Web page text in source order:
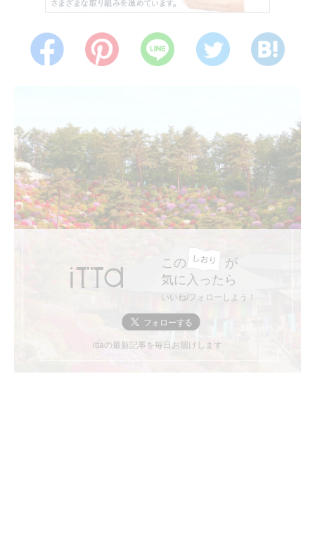
この
が
気に入ったら
いいね/フォローしよう！
ittaの最新記事を毎日お届けします